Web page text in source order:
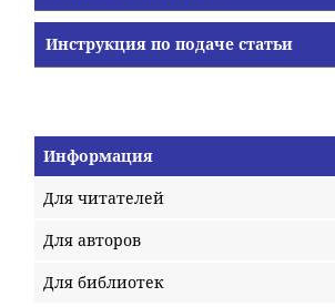
Инструкция по подаче статьи
Информация
Для читателей
Для авторов
Для библиотек